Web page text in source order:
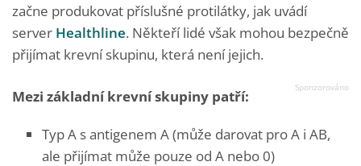
začne produkovat příslušné protilátky, jak uvádí
server Healthline. Někteří lidé však mohou bezpečně
přijímat krevní skupinu, která není jejich.
Mezi základní krevní skupiny patří:
Typ A s antigenem A (může darovat pro A i AB,
ale přijímat může pouze od A nebo 0)